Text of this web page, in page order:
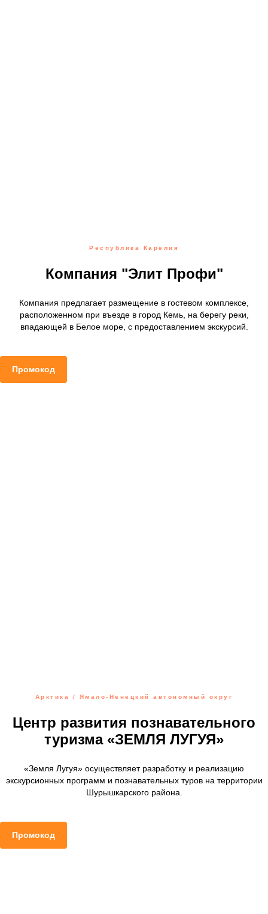
Республика Карелия
Компания "Элит Профи"
Компания предлагает размещение в гостевом комплексе,
расположенном при въезде в город Кемь, на берегу реки,
впадающей в Белое море, с предоставлением экскурсий.
Промокод
Арктика / Ямало-Ненецкий автономный округ
Центр развития познавательного
туризма «ЗЕМЛЯ ЛУГУЯ»
«Земля Лугуя» осуществляет разработку и реализацию
экскурсионных программ и познавательных туров на территории
Шурышкарского района.
Промокод